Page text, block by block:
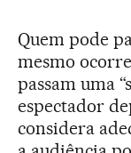
Quem pode
mesmo
passam uma
espectador
considera